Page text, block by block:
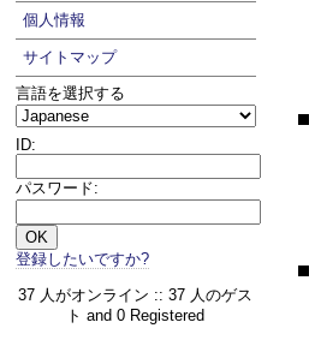
個人情報
サイトマップ
言語を選択する
ID:
パスワード:
登録したいですか?
37 人がオンライン :: 37 人のゲス
ト and 0 Registered